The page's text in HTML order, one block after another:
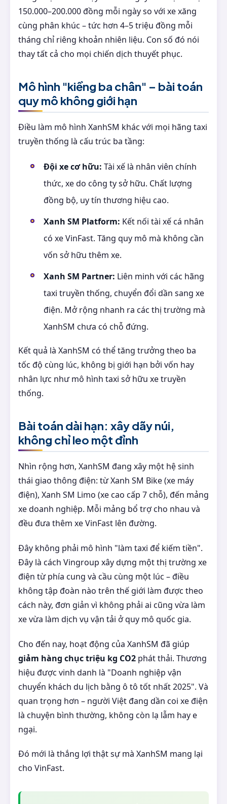
150.000–200.000 đồng mỗi ngày so với xe xăng
cùng phân khúc – tức hơn 4–5 triệu đồng mỗi
tháng chỉ riêng khoản nhiên liệu. Con số đó nói
thay tất cả cho mọi chiến dịch thuyết phục.
Mô hình "kiềng ba chân" – bài toán
quy mô không giới hạn
Điều làm mô hình XanhSM khác với mọi hãng taxi
truyền thống là cấu trúc ba tầng:
Đội xe cơ hữu: Tài xế là nhân viên chính
thức, xe do công ty sở hữu. Chất lượng
đồng bộ, uy tín thương hiệu cao.
Xanh SM Platform: Kết nối tài xế cá nhân
có xe VinFast. Tăng quy mô mà không cần
vốn sở hữu thêm xe.
Xanh SM Partner: Liên minh với các hãng
taxi truyền thống, chuyển đổi dần sang xe
điện. Mở rộng nhanh ra các thị trường mà
XanhSM chưa có chỗ đứng.
Kết quả là XanhSM có thể tăng trưởng theo ba
tốc độ cùng lúc, không bị giới hạn bởi vốn hay
nhân lực như mô hình taxi sở hữu xe truyền
thống.
Bài toán dài hạn: xây dãy núi,
không chỉ leo một đỉnh
Nhìn rộng hơn, XanhSM đang xây một hệ sinh
thái giao thông điện: từ Xanh SM Bike (xe máy
điện), Xanh SM Limo (xe cao cấp 7 chỗ), đến mảng
xe doanh nghiệp. Mỗi mảng bổ trợ cho nhau và
đều đưa thêm xe VinFast lên đường.
Đây không phải mô hình "làm taxi để kiếm tiền".
Đây là cách Vingroup xây dựng một thị trường xe
điện từ phía cung và cầu cùng một lúc – điều
không tập đoàn nào trên thế giới làm được theo
cách này, đơn giản vì không phải ai cũng vừa làm
xe vừa làm dịch vụ vận tải ở quy mô quốc gia.
Cho đến nay, hoạt động của XanhSM đã giúp
giảm hàng chục triệu kg CO2 phát thải. Thương
hiệu được vinh danh là "Doanh nghiệp vận
chuyển khách du lịch bằng ô tô tốt nhất 2025". Và
quan trọng hơn – người Việt đang dần coi xe điện
là chuyện bình thường, không còn lạ lẫm hay e
ngại.
Đó mới là thắng lợi thật sự mà XanhSM mang lại
cho VinFast.